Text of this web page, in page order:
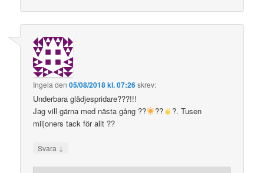
Ingela den05/08/2018 kl. 07:26skrev:
Underbara glädjespridare???!!!
Jag vill gärna med nästa gång ??
??
?. Tusen
miljoners tack för allt ??
Svara ↓